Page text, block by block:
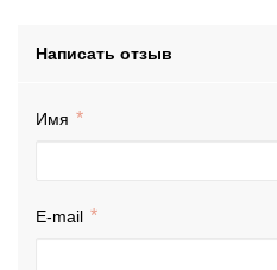
Написать отзыв
Имя
E-mail